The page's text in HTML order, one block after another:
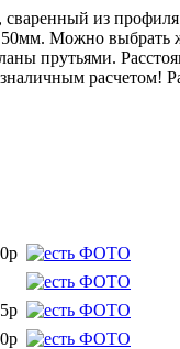
из
Можно
прутьями.
расчетом!